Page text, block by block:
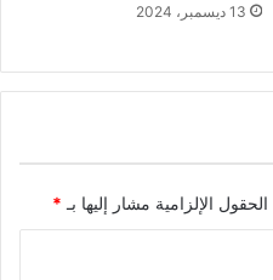
13 ديسمبر، 2024
الحقول الإلزامية مشار إليها بـ *